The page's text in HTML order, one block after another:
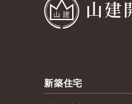
山建
新築住宅